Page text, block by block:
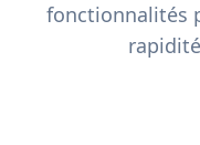
fonctionnalités